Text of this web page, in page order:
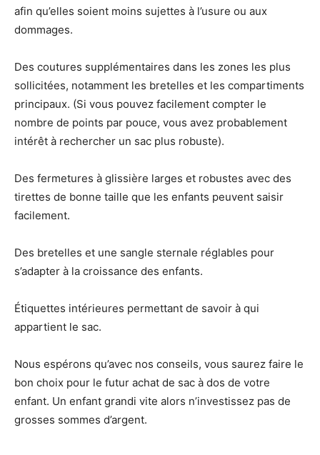
afin qu’elles soient moins sujettes à l’usure ou aux
dommages.
Des coutures supplémentaires dans les zones les plus
sollicitées, notamment les bretelles et les compartiments
principaux. (Si vous pouvez facilement compter le
nombre de points par pouce, vous avez probablement
intérêt à rechercher un sac plus robuste).
Des fermetures à glissière larges et robustes avec des
tirettes de bonne taille que les enfants peuvent saisir
facilement.
Des bretelles et une sangle sternale réglables pour
s’adapter à la croissance des enfants.
Étiquettes intérieures permettant de savoir à qui
appartient le sac.
Nous espérons qu’avec nos conseils, vous saurez faire le
bon choix pour le futur achat de sac à dos de votre
enfant. Un enfant grandi vite alors n’investissez pas de
grosses sommes d’argent.